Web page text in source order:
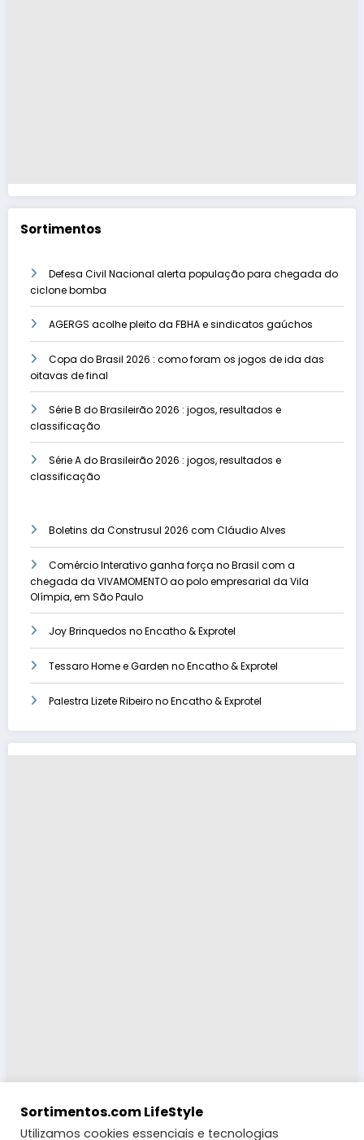
Sortimentos
Defesa Civil Nacional alerta população para chegada do
ciclone bomba
AGERGS acolhe pleito da FBHA e sindicatos gaúchos
Copa do Brasil 2026 : como foram os jogos de ida das
oitavas de final
Série B do Brasileirão 2026 : jogos, resultados e
classificação
Série A do Brasileirão 2026 : jogos, resultados e
classificação
Boletins da Construsul 2026 com Cláudio Alves
Comércio Interativo ganha força no Brasil com a
chegada da VIVAMOMENTO ao polo empresarial da Vila
Olímpia, em São Paulo
Joy Brinquedos no Encatho & Exprotel
Tessaro Home e Garden no Encatho & Exprotel
Palestra Lizete Ribeiro no Encatho & Exprotel
Sortimentos.com LifeStyle
Utilizamos cookies essenciais e tecnologias